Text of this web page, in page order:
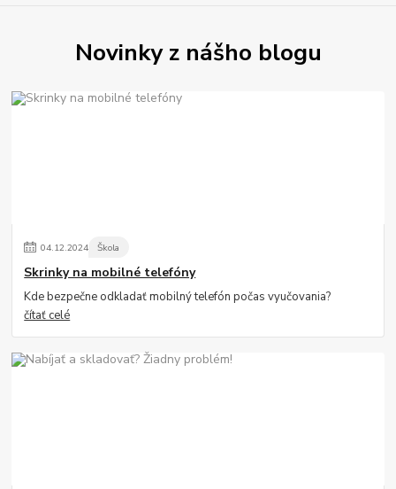
Novinky z nášho blogu
04.12.2024 Škola
Skrinky na mobilné telefóny
Kde bezpečne odkladať mobilný telefón počas vyučovania?
čítať celé